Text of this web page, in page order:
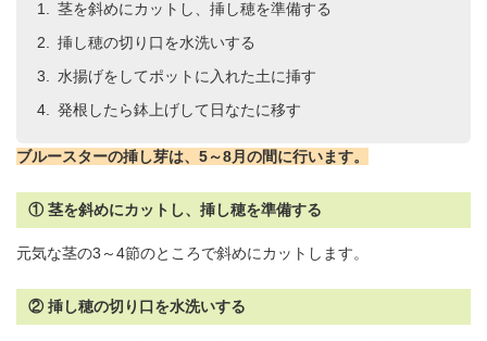
茎を斜めにカットし、挿し穂を準備する
挿し穂の切り口を水洗いする
水揚げをしてポットに入れた土に挿す
発根したら鉢上げして日なたに移す
ブルースターの挿し芽は、5～8月の間に行います。
① 茎を斜めにカットし、挿し穂を準備する
元気な茎の3～4節のところで斜めにカットします。
② 挿し穂の切り口を水洗いする